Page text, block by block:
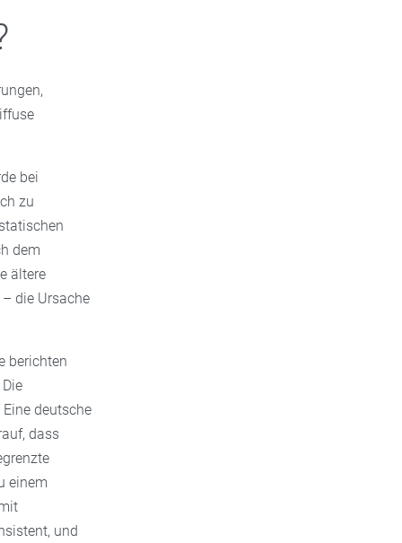
bei
zu
dem
ältere
die Ursache
berichten
deutsche
dass
einem
und